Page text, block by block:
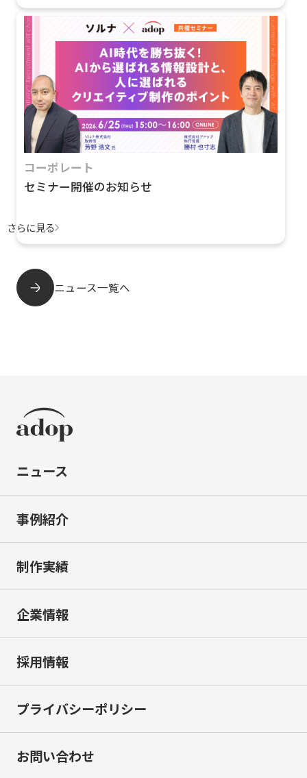
コーポレート
セミナー開催のお知らせ
さらに見る
ニュース一覧へ
ニュース
事例紹介
制作実績
企業情報
採用情報
プライバシーポリシー
お問い合わせ